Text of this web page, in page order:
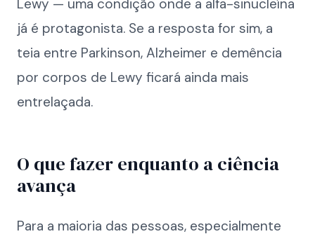
Lewy — uma condição onde a alfa-sinucleína
já é protagonista. Se a resposta for sim, a
teia entre Parkinson, Alzheimer e demência
por corpos de Lewy ficará ainda mais
entrelaçada.
O que fazer enquanto a ciência
avança
Para a maioria das pessoas, especialmente